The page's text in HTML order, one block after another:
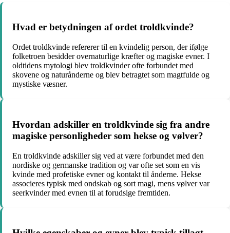
Hvad er betydningen af ordet troldkvinde?
Ordet troldkvinde refererer til en kvindelig person, der ifølge
folketroen besidder overnaturlige kræfter og magiske evner. I
oldtidens mytologi blev troldkvinder ofte forbundet med
skovene og naturånderne og blev betragtet som magtfulde og
mystiske væsner.
Hvordan adskiller en troldkvinde sig fra andre
magiske personligheder som hekse og vølver?
En troldkvinde adskiller sig ved at være forbundet med den
nordiske og germanske tradition og var ofte set som en vis
kvinde med profetiske evner og kontakt til ånderne. Hekse
associeres typisk med ondskab og sort magi, mens vølver var
seerkvinder med evnen til at forudsige fremtiden.